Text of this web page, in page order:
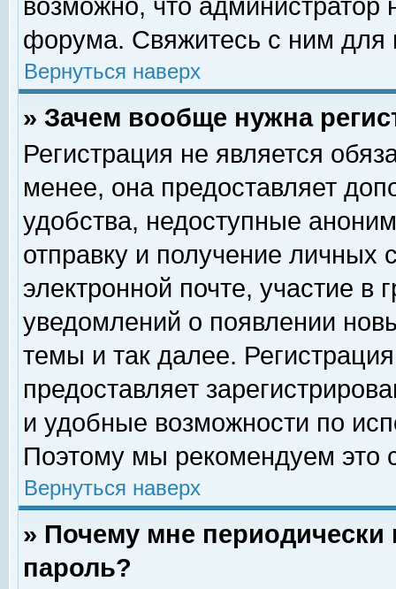
возможно, что
форума. Свяжитесь с ним для
Вернуться наверх
» Зачем вообще нужна
Регистрация не является
менее, она предоставляет
удобства, недоступные
отправку и получение личных
электронной почте, участие в
уведомлений о появлении
темы и так далее.
предоставляет
и удобные возможности по
Поэтому мы рекомендуем это
Вернуться наверх
» Почему мне
пароль?